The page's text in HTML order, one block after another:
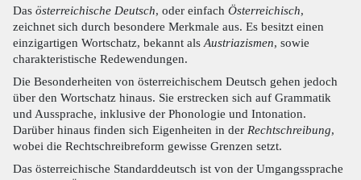
Das österreichische Deutsch, oder einfach Österreichisch,
zeichnet sich durch besondere Merkmale aus. Es besitzt einen
einzigartigen Wortschatz, bekannt als Austriazismen, sowie
charakteristische Redewendungen.
Die Besonderheiten von österreichischem Deutsch gehen jedoch
über den Wortschatz hinaus. Sie erstrecken sich auf Grammatik
und Aussprache, inklusive der Phonologie und Intonation.
Darüber hinaus finden sich Eigenheiten in der Rechtschreibung,
wobei die Rechtschreibreform gewisse Grenzen setzt.
Das österreichische Standarddeutsch ist von der Umgangssprache